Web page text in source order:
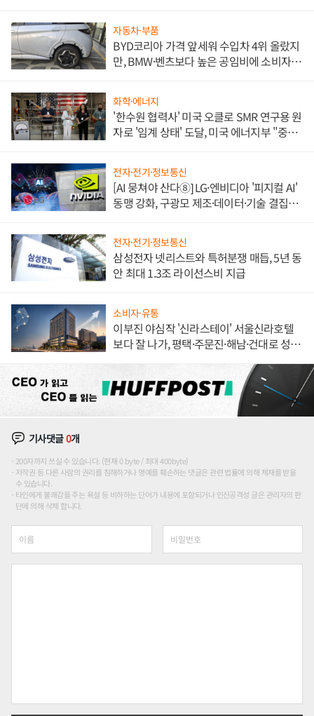
자동차·부품
BYD코리아 가격 앞세워 수입차 4위 올랐지
만, BMW·벤츠보다 높은 공임비에 소비자
화학·에너지
'한수원 협력사' 미국 오클로 SMR 연구용 원
자로 '임계 상태' 도달, 미국 에너지부 "중요
전자·전기·정보통신
[AI 뭉쳐야 산다⑧] LG·엔비디아 '피지컬 AI'
동맹 강화, 구광모 제조·데이터·기술 결집
전자·전기·정보통신
삼성전자 넷리스트와 특허분쟁 매듭, 5년 동
안 최대 1.3조 라이선스비 지급
소비자·유통
이부진 야심작 '신라스테이' 서울신라호텔
보다 잘 나가, 평택·주문진·해남·건대로 성
기사댓글0개
200자까지 쓰실 수 있습니다. (현재 0 byte / 최대 400byte)
저작권 등 다른 사람의 권리를 침해하거나 명예를 훼손하는 댓글은 관련 법률에 의해 제재를 받을
수 있습니다.
타인에게 불쾌감을 주는 욕설 등 비하하는 단어가 내용에 포함되거나 인신공격성 글은 관리자의 판
단에 의해 삭제 합니다.